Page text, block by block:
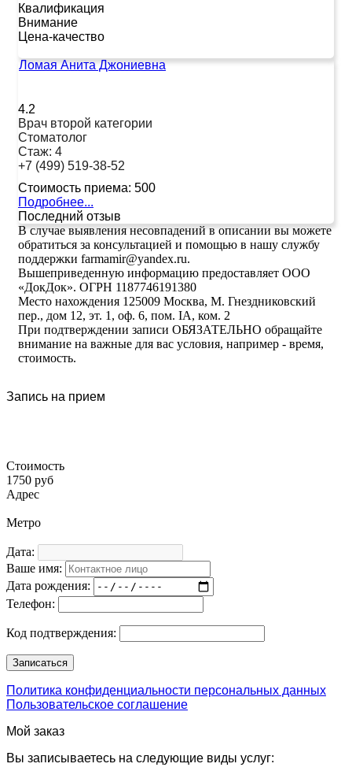
Квалификация
Внимание
Цена-качество
Ломая Анита Джониевна
4.2
Врач второй категории
Стоматолог
Стаж: 4
+7 (499) 519-38-52
Стоимость приема: 500
Подробнее...
Последний отзыв
В случае выявления несовпадений в описании вы можете
обратиться за консультацией и помощью в нашу службу
поддержки farmamir@yandex.ru.
Вышеприведенную информацию предоставляет ООО
«ДокДок». ОГРН 1187746191380
Место нахождения 125009 Москва, М. Гнездниковский
пер., дом 12, эт. 1, оф. 6, пом. IA, ком. 2
При подтверждении записи ОБЯЗАТЕЛЬНО обращайте
внимание на важные для вас условия, например - время,
стоимость.
Запись на прием
Стоимость
1750 руб
Адрес
Метро
Дата:
Ваше имя:
Дата рождения:
Телефон:
Код подтверждения:
Политика конфиденциальности персональных данных
Пользовательское соглашение
Мой заказ
Вы записываетесь на следующие виды услуг: